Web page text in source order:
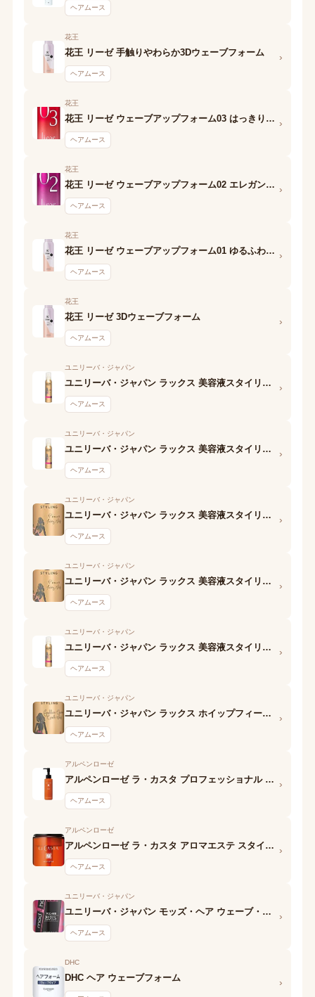
ヘアムース
花王
花王 リーゼ 手触りやわらか3Dウェーブフォーム
ヘアムース
›
花王
花王 リーゼ ウェーブアップフォーム03 はっきりウェーブ
ヘアムース
›
花王
花王 リーゼ ウェーブアップフォーム02 エレガントウェーブ
ヘアムース
›
花王
花王 リーゼ ウェーブアップフォーム01 ゆるふわウェーブ
ヘアムース
›
花王
花王 リーゼ 3Dウェーブフォーム
ヘアムース
›
ユニリーバ・ジャパン
ユニリーバ・ジャパン ラックス 美容液スタイリング メリハリウェーブフォーム
ヘアムース
›
ユニリーバ・ジャパン
ユニリーバ・ジャパン ラックス 美容液スタイリング メリハリウェーブ フォーム
ヘアムース
›
ユニリーバ・ジャパン
ユニリーバ・ジャパン ラックス 美容液スタイリング ふんわりエアムーブフォーム
ヘアムース
›
ユニリーバ・ジャパン
ユニリーバ・ジャパン ラックス 美容液スタイリング ふんわりエアムーブ フォーム
ヘアムース
›
ユニリーバ・ジャパン
ユニリーバ・ジャパン ラックス 美容液スタイリング アクティブウェーブフォーム
ヘアムース
›
ユニリーバ・ジャパン
ユニリーバ・ジャパン ラックス ホイップフィール メリハリ ウェーブ
ヘアムース
›
アルペンローゼ
アルペンローゼ ラ・カスタ プロフェッショナル スタイリング ボリュームアレンジ フォーム
ヘアムース
›
アルペンローゼ
アルペンローゼ ラ・カスタ アロマエステ スタイリングフォーム ボリュームアップ
ヘアムース
›
ユニリーバ・ジャパン
ユニリーバ・ジャパン モッズ・ヘア ウェーブ・カールへア フォーム シャープウェーブメイク
ヘアムース
›
DHC
DHC ヘア ウェーブフォーム ›